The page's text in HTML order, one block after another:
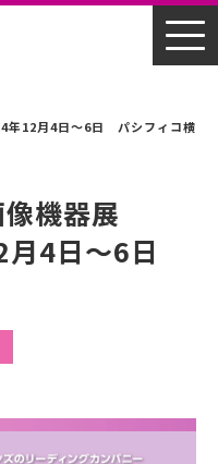
年12月4日～6日 パシフィコ横
像機器展
4日～6日